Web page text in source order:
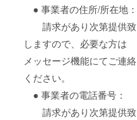
● 事業者の住所/所在地：
請求があり次第提供致
しますので、必要な方は
メッセージ機能にてご連絡
ください。
● 事業者の電話番号：
請求があり次第提供致